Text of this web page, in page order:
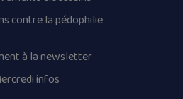
contre la pédophilie
à la newsletter
infos